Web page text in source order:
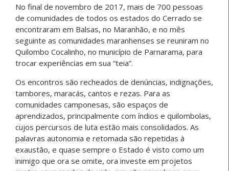
No final de novembro de 2017, mais de 700 pessoas
de comunidades de todos os estados do Cerrado se
encontraram em Balsas, no Maranhão, e no mês
seguinte as comunidades maranhenses se reuniram no
Quilombo Cocalinho, no município de Parnarama, para
trocar experiências em sua “teia”.
Os encontros são recheados de denúncias, indignações,
tambores, maracás, cantos e rezas. Para as
comunidades camponesas, são espaços de
aprendizados, principalmente com índios e quilombolas,
cujos percursos de luta estão mais consolidados. As
palavras autonomia e retomada são repetidas à
exaustão, e quase sempre o Estado é visto como um
inimigo que ora se omite, ora investe em projetos